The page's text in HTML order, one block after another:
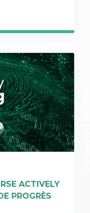
ACTIVELY
PROGRÈS